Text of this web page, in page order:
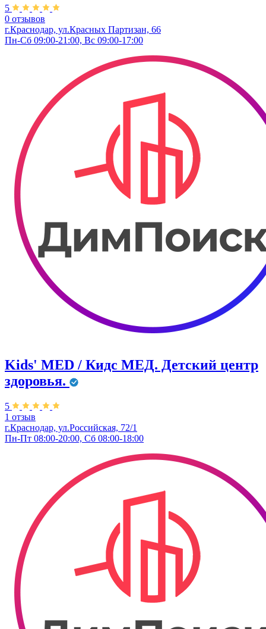
5
0 отзывов
г.Краснодар, ул.Красных Партизан, 66
Пн-Сб 09:00-21:00, Вс 09:00-17:00
Kids' MED / Кидс МЕД. Детский центр
здоровья.
5
1 отзыв
г.Краснодар, ул.Российская, 72/1
Пн-Пт 08:00-20:00, Сб 08:00-18:00